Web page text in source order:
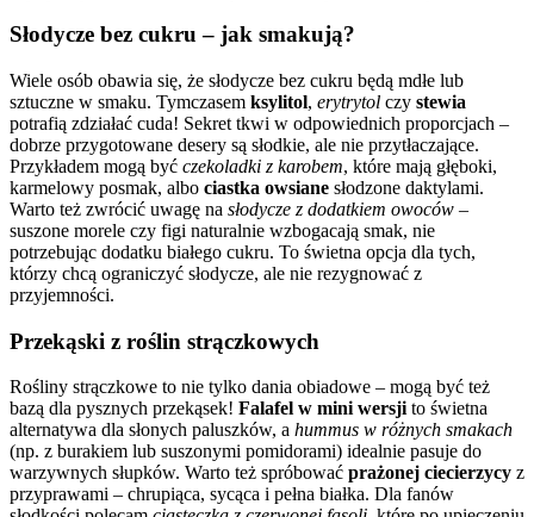
Słodycze bez cukru – jak smakują?
Wiele osób obawia się, że słodycze bez cukru będą mdłe lub
sztuczne w smaku. Tymczasem ksylitol, erytrytol czy stewia
potrafią zdziałać cuda! Sekret tkwi w odpowiednich proporcjach –
dobrze przygotowane desery są słodkie, ale nie przytłaczające.
Przykładem mogą być czekoladki z karobem, które mają głęboki,
karmelowy posmak, albo ciastka owsiane słodzone daktylami.
Warto też zwrócić uwagę na słodycze z dodatkiem owoców –
suszone morele czy figi naturalnie wzbogacają smak, nie
potrzebując dodatku białego cukru. To świetna opcja dla tych,
którzy chcą ograniczyć słodycze, ale nie rezygnować z
przyjemności.
Przekąski z roślin strączkowych
Rośliny strączkowe to nie tylko dania obiadowe – mogą być też
bazą dla pysznych przekąsek! Falafel w mini wersjito świetna
alternatywa dla słonych paluszków, a hummus w różnych smakach
(np. z burakiem lub suszonymi pomidorami) idealnie pasuje do
warzywnych słupków. Warto też spróbować prażonej ciecierzycy z
przyprawami – chrupiąca, sycąca i pełna białka. Dla fanów